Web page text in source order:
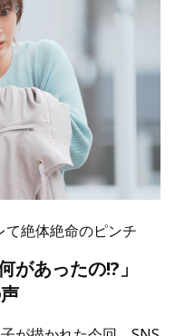
絶体絶命のピンチ
があったの!?」